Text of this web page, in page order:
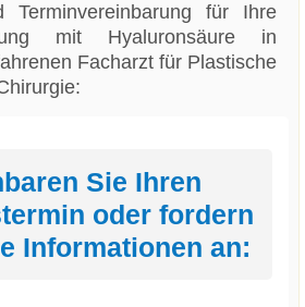
Terminvereinbarung für Ihre
mit Hyaluronsäure in
Facharzt für Plastische
Sie Ihren
oder fordern
Informationen an: